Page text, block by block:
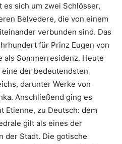
sich um zwei Schlösser,
Belvedere, die von einem
verbunden sind. Das
für Prinz Eugen von
als Sommerresidenz. Heute
der bedeutendsten
darunter Werke von
Anschließend ging es
Etienne, zu Deutsch: dem
gilt als eines der
der Stadt. Die gotische